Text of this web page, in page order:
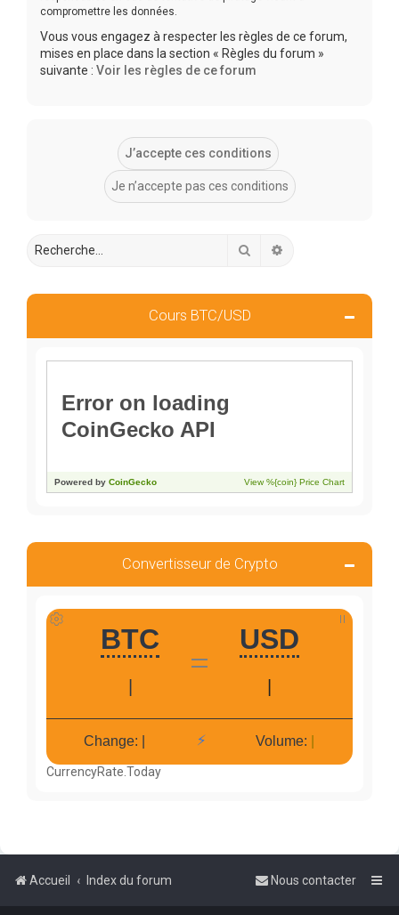
compromettre les données.
Vous vous engagez à respecter les règles de ce forum,
mises en place dans la section « Règles du forum »
suivante : Voir les règles de ce forum
Rechercher
Cours BTC/USD
Convertisseur de Crypto
CurrencyRate.Today
Accueil Index du forum Nous contacter